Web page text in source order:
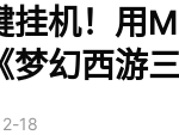
挂机！用
梦幻西游
18